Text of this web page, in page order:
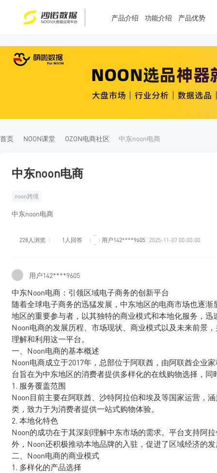
产品介绍 功能介绍 产品优势
首页 NOON课堂 OZON电商社区 中东noon电商
中东noon电商
noon跨境
中东noon电商
228人浏览 1人回答 用户142****9605 2025-11-07 00:00:00
用户142****9605
中东Noon电商：引领区域电子商务的创新平台
随着全球电子商务的迅猛发展，中东地区的电商市场也逐
地区的重要参与者，以其独特的商业模式和本地化服务，
Noon电商的发展历程、市场现状、商业模式以及未来前景
理解和利用这一平台。
一、Noon电商的基本概述
Noon电商成立于2017年，总部位于阿联酋，由阿联酋企业
台旨在为中东地区的消费者提供多样化的在线购物选择，
1. 服务覆盖范围
Noon目前主要在阿联酋、沙特阿拉伯和埃及等国家运营，
类，致力于为消费者提供一站式购物体验。
2. 本地化特色
Noon的成功在于其深刻理解中东市场的需求。平台支持阿
外，Noon还积极推动本地品牌的入驻，促进了区域经济的
二、Noon电商的商业模式
1. 多样化的产品选择